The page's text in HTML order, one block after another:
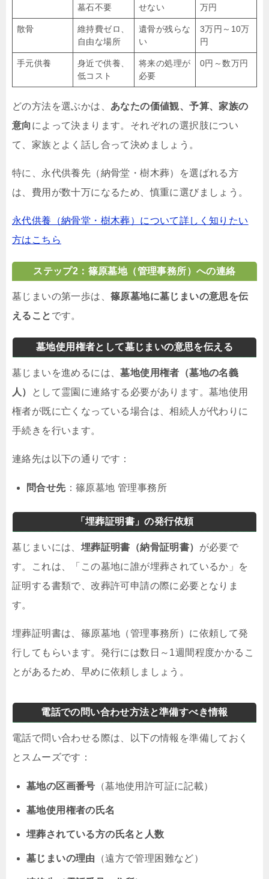
墓石不要
せない
万円
散骨
維持費ゼロ、
自由な場所
遺骨が残らな
い
3万円～10万
円
手元供養
身近で供養、
低コスト
将来の処理が
必要
0円～数万円
どの方法を選ぶかは、 あなたの価値観、予算、家族の
意向 によって決まります。それぞれの選択肢につい
て、家族とよく話し合って決めましょう。
特に、永代供養先（納骨堂・樹木葬）を選ばれる方
は、費用が数十万になるため、慎重に選びましょう。
永代供養（納骨堂・樹木葬）について詳しく知りたい
方はこちら
ステップ2：篠原墓地（管理事務所）への連絡
墓じまいの第一歩は、 篠原墓地に墓じまいの意思を伝
えること です。
墓地使用権者として墓じまいの意思を伝える
墓じまいを進めるには、墓地使用権者（墓地の名義
人）
として霊園に連絡する必要があります。墓地使用
権者が既に亡くなっている場合は、相続人が代わりに
手続きを行います。
連絡先は以下の通りです：
問合せ先：篠原墓地 管理事務所
「埋葬証明書」の発行依頼
墓じまいには、 埋葬証明書（納骨証明書） が必要で
す。これは、「この墓地に誰が埋葬されているか」を
証明する書類で、改葬許可申請の際に必要となりま
す。
埋葬証明書は、篠原墓地（管理事務所）に依頼して発
行してもらいます。発行には数日～1週間程度かかるこ
とがあるため、早めに依頼しましょう。
電話での問い合わせ方法と準備すべき情報
電話で問い合わせる際は、以下の情報を準備しておく
とスムーズです：
墓地の区画番号 （墓地使用許可証に記載）
墓地使用権者の氏名
埋葬されている方の氏名と人数
墓じまいの理由 （遠方で管理困難など）